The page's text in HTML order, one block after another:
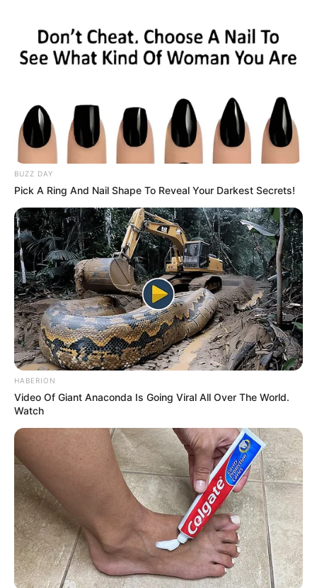
BUZZ DAY
Pick A Ring And Nail Shape To Reveal Your Darkest Secrets!
HABERION
Video Of Giant Anaconda Is Going Viral All Over The World.
Watch